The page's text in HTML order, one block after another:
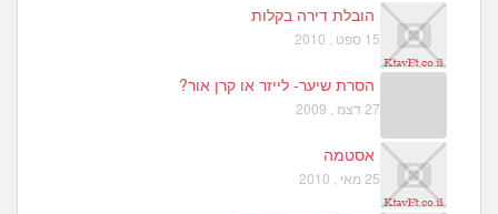
הובלת דירה בקלות
15 ספט , 2010
הסרת שיער- לייזר או קרן אור?
27 דצמ , 2009
אסטמה
25 מאי , 2010